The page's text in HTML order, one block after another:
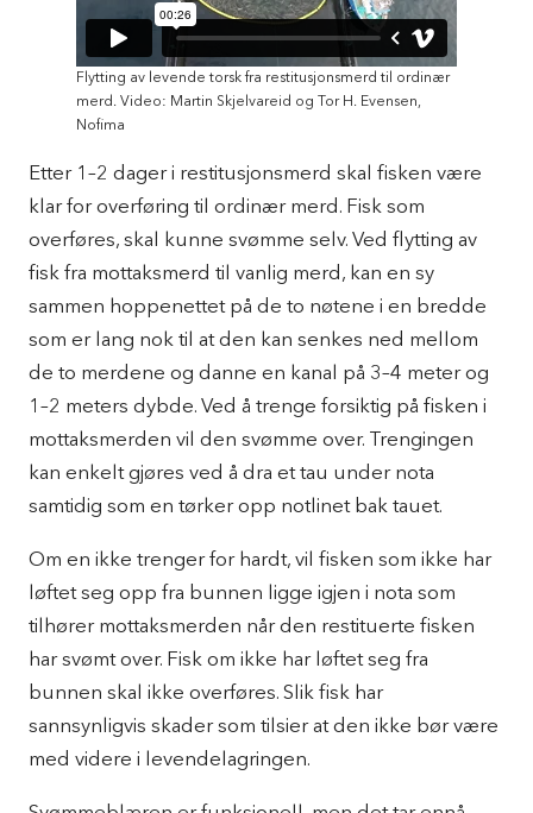
Flytting av levende torsk fra restitusjonsmerd til ordinær
merd. Video: Martin Skjelvareid og Tor H. Evensen,
Nofima
Etter 1–2 dager i restitusjonsmerd skal fisken være
klar for overføring til ordinær merd. Fisk som
overføres, skal kunne svømme selv. Ved flytting av
fisk fra mottaksmerd til vanlig merd, kan en sy
sammen hoppenettet på de to nøtene i en bredde
som er lang nok til at den kan senkes ned mellom
de to merdene og danne en kanal på 3–4 meter og
1–2 meters dybde. Ved å trenge forsiktig på fisken i
mottaksmerden vil den svømme over. Trengingen
kan enkelt gjøres ved å dra et tau under nota
samtidig som en tørker opp notlinet bak tauet.
Om en ikke trenger for hardt, vil fisken som ikke har
løftet seg opp fra bunnen ligge igjen i nota som
tilhører mottaksmerden når den restituerte fisken
har svømt over. Fisk om ikke har løftet seg fra
bunnen skal ikke overføres. Slik fisk har
sannsynligvis skader som tilsier at den ikke bør være
med videre i levendelagringen.